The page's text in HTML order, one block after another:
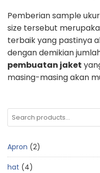
Pemberian sample
size tersebut
terbaik yang pastinya
dengan demikian
pembuatan jaket
masing-masing akan
Apron 2
hat 4